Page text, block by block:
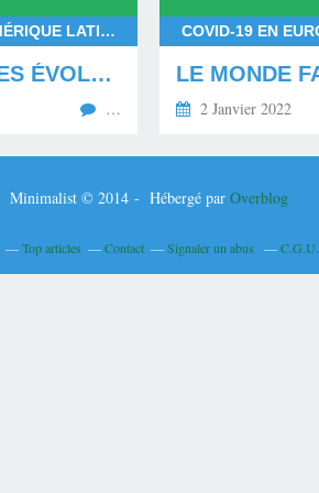
AFRIQUE, EUROPE, AMÉRIQUE LATINE, AMÉRIQUE DU NORD, ASIE, COVID-19, VACCINATION, CONTAMINATIONS, GUÉRISONS COVID-19, DOSES DE VACCINS
LE BILAN SUR LES ÉVOLUTIONS DE LA COVID-19 ENTRE 2020 ET 2021 : CONTAMINATIONS, GUÉRISONS, MORTALITÉ ET VACCINATION
… 2 Janvier 2022
Minimalist © 2014 - Hébergé par Overblog
Top articles Contact Signaler un abus C.G.U.